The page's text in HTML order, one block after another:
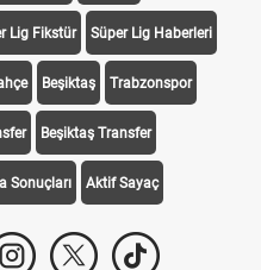
Lig Fikstür Süper Lig Haberleri
Beşiktaş Trabzonspor
Beşiktaş Transfer
Sonuçları Aktif Sayaç